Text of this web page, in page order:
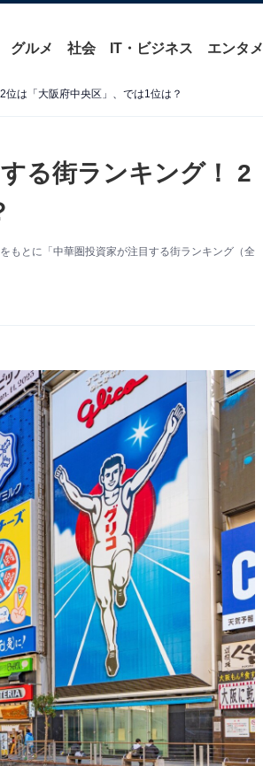
グルメ 社会 IT・ビジネス エンタメ
位は「大阪府中央区」、では1位は？
る街ランキング！ 2
もとに「中華圏投資家が注目する街ランキング（全